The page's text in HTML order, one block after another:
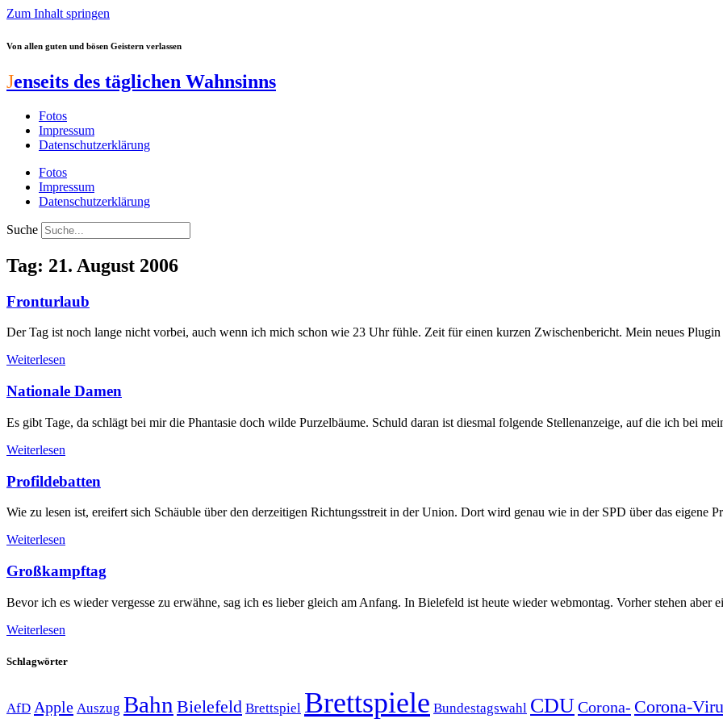
Zum Inhalt springen
Von allen guten und bösen Geistern verlassen
Jenseits des täglichen Wahnsinns
Fotos
Impressum
Datenschutzerklärung
Fotos
Impressum
Datenschutzerklärung
Suche
Tag: 21. August 2006
Fronturlaub
Der Tag ist noch lange nicht vorbei, auch wenn ich mich schon wie 23 Uhr fühle. Zeit für einen kurzen Zwischenbericht. Mein neues Plugin
Weiterlesen
Nationale Damen
Es gibt Tage, da schlägt bei mir die Phantasie doch wilde Purzelbäume. Schuld daran ist diesmal folgende Stellenanzeige, auf die ich bei
Weiterlesen
Profildebatten
Wie zu lesen ist, ereifert sich Schäuble über den derzeitigen Richtungsstreit in der Union. Dort wird genau wie in der SPD über das eigene
Weiterlesen
Großkampftag
Bevor ich es wieder vergesse zu erwähne, sag ich es lieber gleich am Anfang. In Bielefeld ist heute wieder webmontag. Vorher stehen aber
Weiterlesen
Schlagwörter
AfD Apple Auszug Bahn Bielefeld Brettspiel Brettspiele Bundestagswahl CDUCorona- Corona-